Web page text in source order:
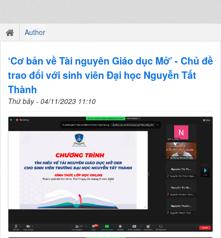
Author
‘Cơ bản về Tài nguyên Giáo dục Mở’ - Chủ đề
trao đổi với sinh viên Đại học Nguyễn Tất
Thành
Thứ bảy - 04/11/2023 11:10